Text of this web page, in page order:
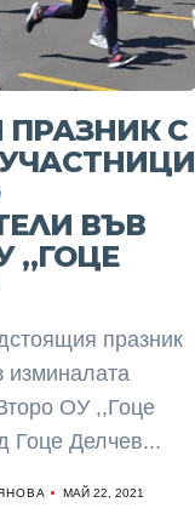
ПРАЗНИК С
ВЪВ
„ГОЦЕ
празник
изминалата
ОУ ,,Гоце
Гоце Делчев...
МАЙ 22, 2021